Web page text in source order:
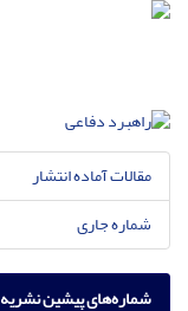
مقالات آماده انتشار
شماره جاری
شماره‌های پیشین نشریه